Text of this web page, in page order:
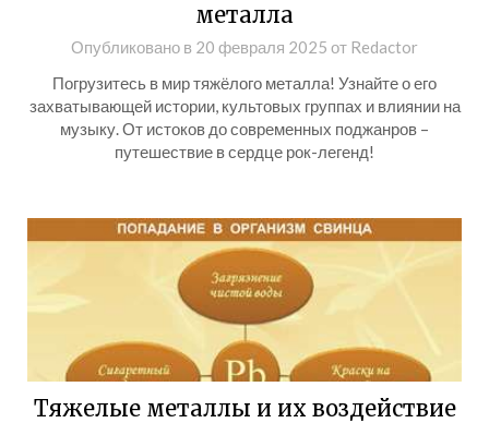
металла
Опубликовано в 20 февраля 2025 от Redactor
Погрузитесь в мир тяжёлого металла! Узнайте о его
захватывающей истории, культовых группах и влиянии на
музыку. От истоков до современных поджанров –
путешествие в сердце рок-легенд!
Тяжелые металлы и их воздействие